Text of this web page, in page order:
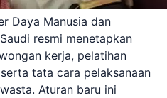
Daya Manusia dan
resmi menetapkan
kerja, pelatihan
tata cara pelaksanaan
Aturan baru ini